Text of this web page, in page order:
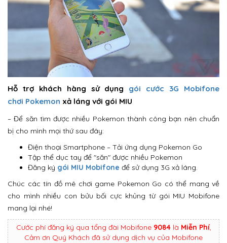
Hỗ trợ khách hàng sử dụng gói cước 3G Mobifone
chơi Pokemon xả láng với gói MIU
– Để săn tìm được nhiều Pokemon thành công bạn nên chuẩn
bị cho mình mọi thứ sau đây:
Điện thoại Smartphone – Tải ứng dụng Pokemon Go
Tập thể dục tay để "săn" được nhiều Pokemon
Đăng ký gói MIU Mobifone để sử dụng 3G xả láng.
Chúc các tín đồ mê chơi game Pokemon Go có thể mang về
cho mình nhiều con bửu bối cực khủng từ gói MIU Mobifone
mang lại nhé!
Cước phí đăng ký qua tổng đài Mobifone 9084là Miễn Phí,
Cảm ơn Quý Khách đã sử dụng dịch vụ của Mobifone